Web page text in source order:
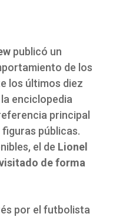
publicó un
de los
los últimos diez
enciclopedia
principal
públicas.
el de Lionel
de forma
por el futbolista